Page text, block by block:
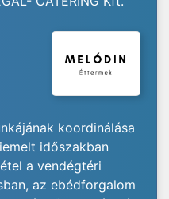
koordinálása
időszakban
a vendégtéri
az ebédforgalom